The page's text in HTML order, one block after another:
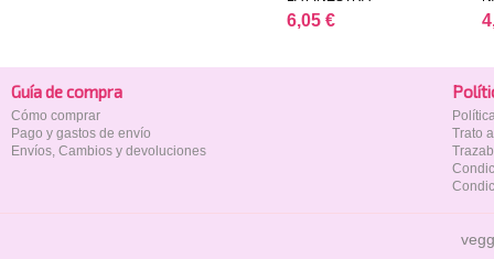
6,05 €
Guía de compra
Cómo comprar
Pago y gastos de envío
Envíos, Cambios y devoluciones
Trato